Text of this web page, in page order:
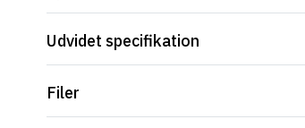
Udvidet specifikation
Filer